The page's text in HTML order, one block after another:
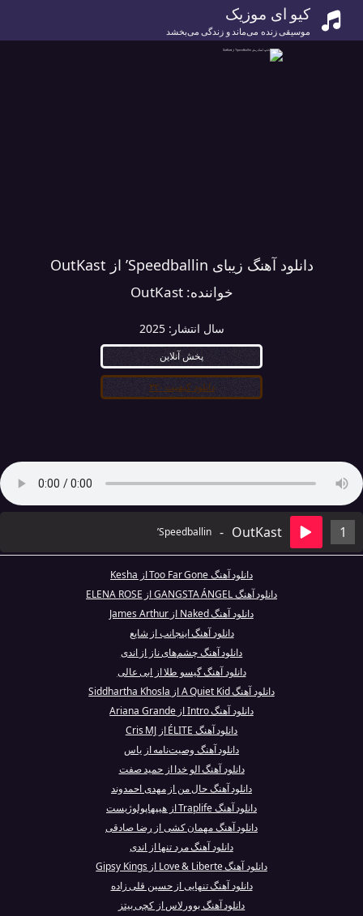
کیو ای موزیک
موسیقی زنده می‌ماند و زندگی می‌بخشد
دانلود آهنگ زیبای Speedballin’ از OutKast
خواننده:OutKast
سال انتشار:2025
پخش آنلاین
دانلود کیفیت ۳۲۰
1
OutKast
-
Speedballin’
دانلود آهنگ Too Far Gone از Kesha
دانلود آهنگ GANGSTA ÁNGEL از ELENA ROSE
دانلود آهنگ Naked از James Arthur
دانلود آهنگ اینجانب از شایع
دانلود آهنگ چشم‌های ناز از اندی
دانلود آهنگ گیسو طلا از ابی عالی
دانلود آهنگ A Quiet Kid از Siddhartha Khosla
دانلود آهنگ Intro از Ariana Grande
دانلود آهنگ ÉLITE از Cris MJ
دانلود آهنگ وصیت‌نامه از یاس
دانلود آهنگ الو خدا از حمید صفت
دانلود آهنگ حال من از مهدی احمدوند
دانلود آهنگ Traplife از هیپهاپولوژیست
دانلود آهنگ مهمان کشی از رضا صادقی
دانلود آهنگ مرد تنها از اندی
دانلود آهنگ Love & Liberte از Gipsy Kings
دانلود آهنگ تنهایی از حسین قلی زاده
دانلود آهنگ بوورلاس از کچی بیتز